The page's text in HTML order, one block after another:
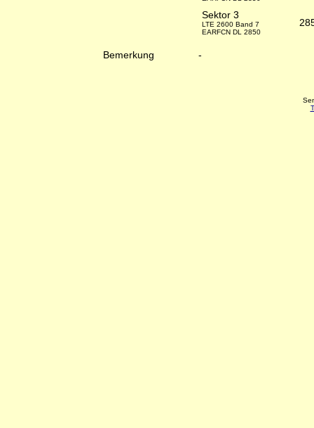
Sektor 3
LTE 2600 Band 7
EARFCN DL 2850
Bemerkung -